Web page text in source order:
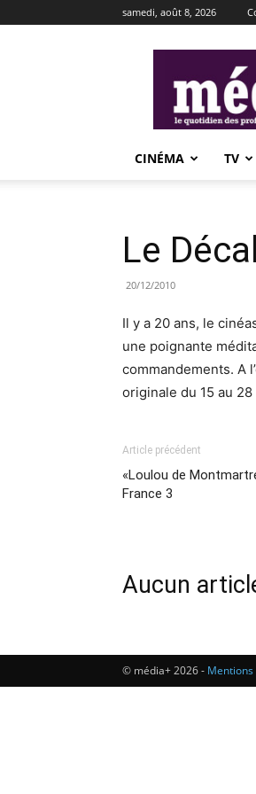
samedi, août 8, 2026
CINÉMA TV
Le
20/12/2010
Il y a 20 ans, le
une poignante
commandements. A
originale du 15 au 28
Article précédent
«Loulou de
France 3
Aucun
© média+ 2026 - Mentions